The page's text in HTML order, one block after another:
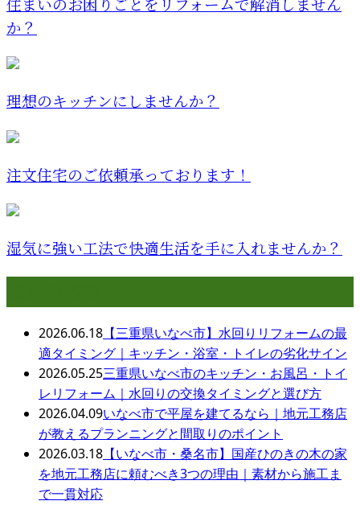
住まいのお困りごとをリフォームで解消しません
か？
理想のキッチンにしませんか？
注文住宅のご依頼承っております！
湿気に強い工法で快適生活を手に入れませんか？
2026.06.18 【三重県いなべ市】水回りリフォームの最
適タイミング｜キッチン・浴室・トイレの劣化サイン
2026.05.25三重県いなべ市のキッチン・お風呂・トイ
レリフォーム｜水回りの交換タイミングと選び方
2026.04.09いなべ市で平屋を建てるなら｜地元工務店
が教えるプランニングと間取りのポイント
2026.03.18 【いなべ市・桑名市】国産ひのきの木の家
を地元工務店に頼むべき3つの理由｜素材から施工ま
で一貫対応